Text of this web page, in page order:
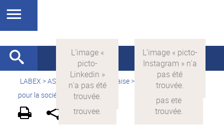
LABEX >ASLAN > Version française>
La science avec et
pour la société
On parle de nous